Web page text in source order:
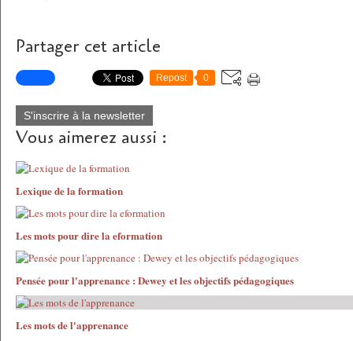
Partager cet article
Repost 0
S'inscrire à la newsletter
Vous aimerez aussi :
Lexique de la formation
Les mots pour dire la eformation
Pensée pour l'apprenance : Dewey et les objectifs pédagogiques
Les mots de l'apprenance